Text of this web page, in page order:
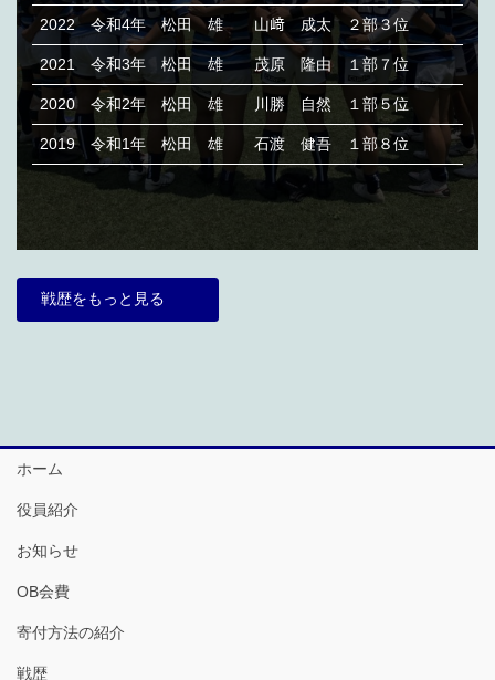
2022 令和4年 松田 雄 山﨑 成太 ２部３位
2021 令和3年 松田 雄 茂原 隆由 １部７位
2020 令和2年 松田 雄 川勝 自然 １部５位
2019 令和1年 松田 雄 石渡 健吾 １部８位
戦歴をもっと見る
ホーム
役員紹介
お知らせ
OB会費
寄付方法の紹介
戦歴